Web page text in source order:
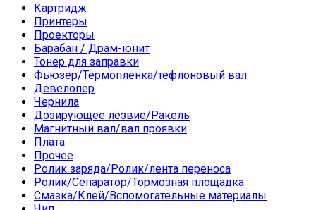
Картридж
Принтеры
Проекторы
Барабан / Драм-юнит
Тонер для заправки
Фьюзер/Термопленка/тефлоновый вал
Девелопер
Чернила
Дозирующее лезвие/Ракель
Магнитный вал/вал проявки
Плата
Прочее
Ролик заряда/Ролик/лента переноса
Ролик/Сепаратор/Тормозная площадка
Смазка/Клей/Вспомогательные материалы